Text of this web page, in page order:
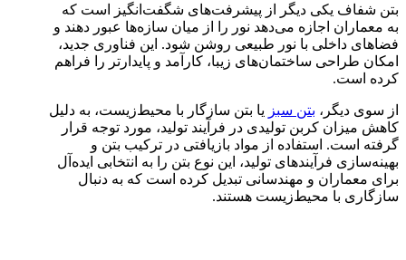
بتن شفاف یکی دیگر از پیشرفت‌های شگفت‌انگیز است که
به معماران اجازه می‌دهد نور را از میان سازه‌ها عبور دهند و
فضاهای داخلی با نور طبیعی روشن شود. این فناوری جدید،
امکان طراحی ساختمان‌های زیبا، کارآمد و پایدارتر را فراهم
کرده است.
از سوی دیگر، بتن سبز یا بتن سازگار با محیط‌زیست، به دلیل
کاهش میزان کربن تولیدی در فرآیند تولید، مورد توجه قرار
گرفته است. استفاده از مواد بازیافتی در ترکیب بتن و
بهینه‌سازی فرآیندهای تولید، این نوع بتن را به انتخابی ایده‌آل
برای معماران و مهندسانی تبدیل کرده است که به دنبال
سازگاری با محیط‌زیست هستند.